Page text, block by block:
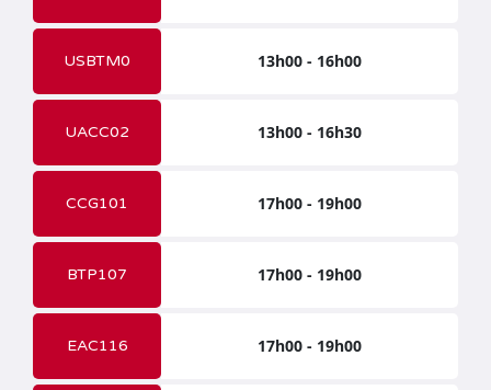
USBTM0 13h00 - 16h00
UACC02 13h00 - 16h30
CCG101 17h00 - 19h00
BTP107 17h00 - 19h00
EAC116 17h00 - 19h00